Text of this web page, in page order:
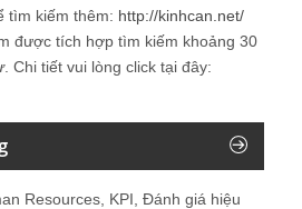
tìm kiếm thêm: http://kinhcan.net/
được tích hợp tìm kiếm khoảng 30
. Chi tiết vui lòng click tại đây:
Resources, KPI, Đánh giá hiệu